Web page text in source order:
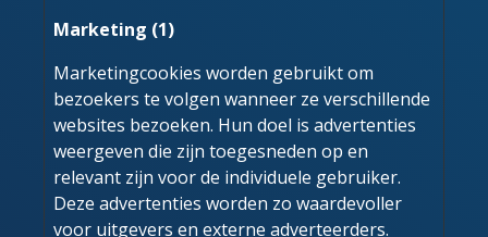
Marketing (1)
Marketingcookies worden gebruikt om
bezoekers te volgen wanneer ze verschillende
websites bezoeken. Hun doel is advertenties
weergeven die zijn toegesneden op en
relevant zijn voor de individuele gebruiker.
Deze advertenties worden zo waardevoller
voor uitgevers en externe adverteerders.